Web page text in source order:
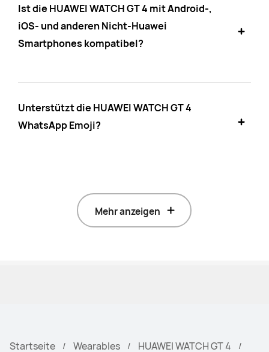
Ist die HUAWEI WATCH GT 4 mit Android-,
iOS- und anderen Nicht-Huawei
Smartphones kompatibel?
Unterstützt die HUAWEI WATCH GT 4
WhatsApp Emoji?
Mehr anzeigen
Startseite Wearables
HUAWEI WATCH GT 4